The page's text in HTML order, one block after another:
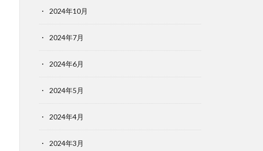
2024年10月
2024年7月
2024年6月
2024年5月
2024年4月
2024年3月